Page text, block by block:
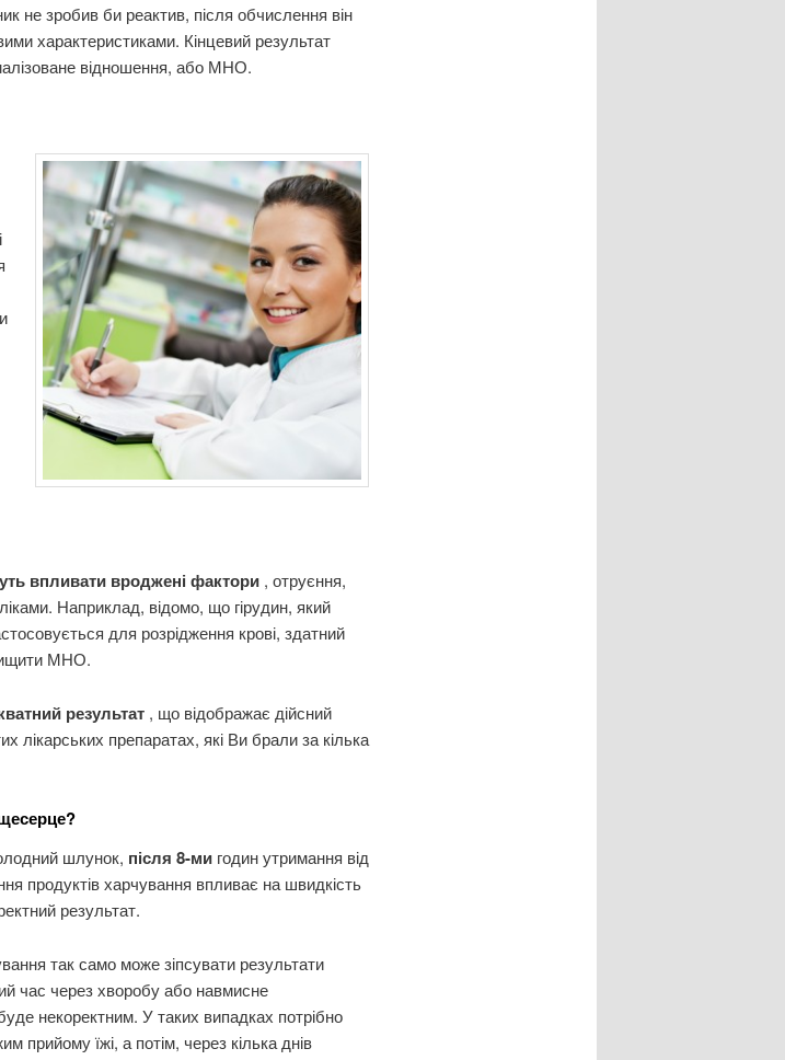
не зробив би реактив, після обчислення він
характеристиками. Кінцевий результат
відношення, або МНО.
впливати вроджені фактори , отруєння,
Наприклад, відомо, що гірудин, який
для розрідження крові, здатний
МНО.
результат , що відображає дійсний
лікарських препаратах, які Ви брали за кілька
шлунок, після 8-ми годин утримання від
продуктів харчування впливає на швидкість
результат.
так само може зіпсувати результати
час через хворобу або навмисне
некоректним. У таких випадках потрібно
прийому їжі, а потім, через кілька днів